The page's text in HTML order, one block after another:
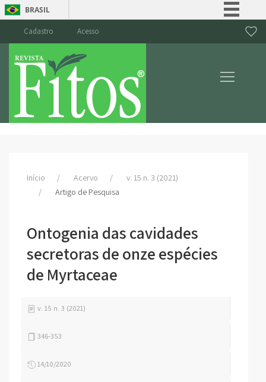
BRASIL
Canais
Cadastro Acesso
Início Acervo
v. 15 n. 3 (2021)
Artigo de Pesquisa
Ontogenia das cavidades
secretoras de onze espécies
de Myrtaceae
v. 15 n. 3 (2021)
346-353
14/10/2020